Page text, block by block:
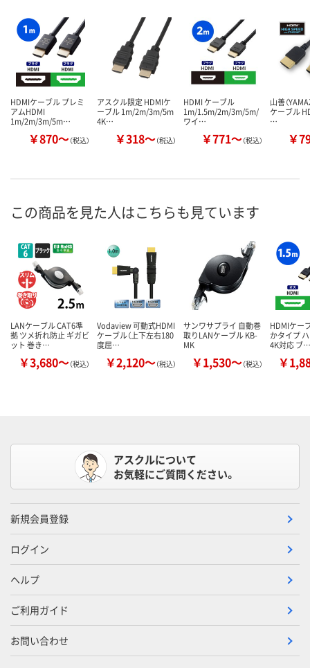
HDMIケーブル プレミ
アムHDMI
1m/2m/3m/5m…
￥870～（税込）
アスクル限定 HDMIケ
ーブル 1m/2m/3m/5m
4K…
￥318～（税込）
HDMI ケーブル
1m/1.5m/2m/3m/5m/
ワイ…
￥771～（税込）
山善（
ケーブル
…
￥
この商品を見た人はこちらも見ています
LANケーブル CAT6準
拠 ツメ折れ防止 ギガビ
ット 巻き…
￥3,680～（税込）
Vodaview 可動式HDMI
ケーブル（上下左右180
度屈…
￥2,120～（税込）
サンワサプライ 自動巻
取りLANケーブル KB-
MK
￥1,530～（税込）
HDMIケー
かタイプ
4K対応 ブ…
￥
アスクルについて
お気軽にご質問ください。
新規会員登録
ログイン
ヘルプ
ご利用ガイド
お問い合わせ